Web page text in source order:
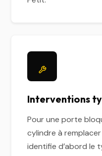
Interventions
Pour une porte
cylindre à
identifie d’abord le